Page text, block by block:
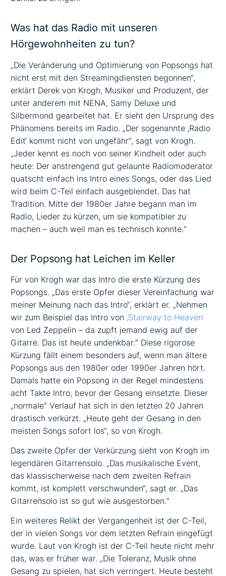
Was hat das Radio mit unseren
Hörgewohnheiten zu tun?
„Die Veränderung und Optimierung von Popsongs hat
nicht erst mit den Streamingdiensten begonnen“,
erklärt Derek von Krogh, Musiker und Produzent, der
unter anderem mit NENA, Samy Deluxe und
Silbermond gearbeitet hat. Er sieht den Ursprung des
Phänomens bereits im Radio. „Der sogenannte ‚Radio
Edit‘ kommt nicht von ungefähr“, sagt von Krogh.
„Jeder kennt es noch von seiner Kindheit oder auch
heute: Der anstrengend gut gelaunte Radiomoderator
quatscht einfach ins Intro eines Songs, oder das Lied
wird beim C-Teil einfach ausgeblendet. Das hat
Tradition. Mitte der 1980er Jahre begann man im
Radio, Lieder zu kürzen, um sie kompatibler zu
machen – auch weil man es technisch konnte.“
Der Popsong hat Leichen im Keller
Für von Krogh war das Intro die erste Kürzung des
Popsongs. „Das erste Opfer dieser Vereinfachung war
meiner Meinung nach das Intro“, erklärt er. „Nehmen
wir zum Beispiel das Intro von ‚Stairway to Heaven‘
von Led Zeppelin – da zupft jemand ewig auf der
Gitarre. Das ist heute undenkbar.“ Diese rigorose
Kürzung fällt einem besonders auf, wenn man ältere
Popsongs aus den 1980er oder 1990er Jahren hört.
Damals hatte ein Popsong in der Regel mindestens
acht Takte Intro, bevor der Gesang einsetzte. Dieser
„normale“ Verlauf hat sich in den letzten 20 Jahren
drastisch verkürzt. „Heute geht der Gesang in den
meisten Songs sofort los“, so von Krogh.
Das zweite Opfer der Verkürzung sieht von Krogh im
legendären Gitarrensolo. „Das musikalische Event,
das klassischerweise nach dem zweiten Refrain
kommt, ist komplett verschwunden“, sagt er. „Das
Gitarrensolo ist so gut wie ausgestorben.“
Ein weiteres Relikt der Vergangenheit ist der C-Teil,
der in vielen Songs vor dem letzten Refrain eingefügt
wurde. Laut von Krogh ist der C-Teil heute nicht mehr
das, was er früher war. „Die Toleranz, Musik ohne
Gesang zu spielen, hat sich verringert. Heute besteht